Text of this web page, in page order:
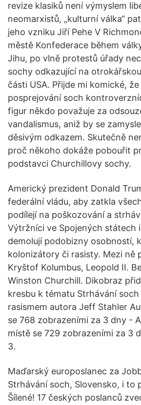
revize klasiků není výmyslem
neomarxistů, „kulturní válka“
jeho vzniku Jiří Pehe V
městě Konfederace během
Jihu, po vlně protestů úřady
sochy odkazující na
části USA. Přijde mi komické,
posprejování soch
figur někdo považuje za
vandalismus, aniž by se
děsivým odkazem. Skutečně
proč někoho dokáže pobouřit
podstavci Churchillovy sochy.
Americký prezident Donald
federální vládu, aby zatkla
podílejí na poškozování a
Výtržníci ve Spojených státech
demolují podobizny osobností,
kolonizátory či rasisty. Mezi ně
Kryštof Kolumbus, Leopold II.
Winston Churchill. Dikobraz
kresbu k tématu Strhávání
rasismem autora Jeff Stahler
se 768 zobrazeními za 3 dny -
místě se 729 zobrazeními za 3
3.
Maďarský europoslanec za
Strhávání soch, Slovensko, i to
Šílené! 17 českých poslanců